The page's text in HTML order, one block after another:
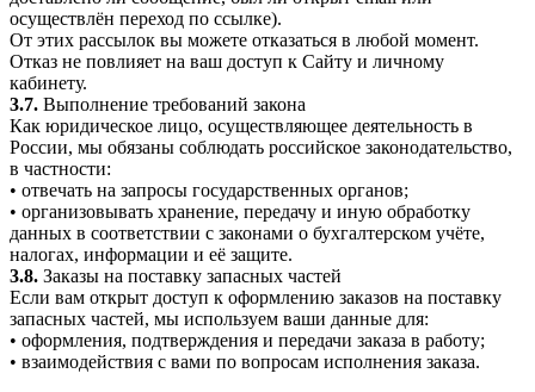
осуществлён переход по ссылке).
От этих рассылок вы можете отказаться в любой момент.
Отказ не повлияет на ваш доступ к Сайту и личному
кабинету.
3.7. Выполнение требований закона
Как юридическое лицо, осуществляющее деятельность в
России, мы обязаны соблюдать российское законодательство,
в частности:
• отвечать на запросы государственных органов;
• организовывать хранение, передачу и иную обработку
данных в соответствии с законами о бухгалтерском учёте,
налогах, информации и её защите.
3.8. Заказы на поставку запасных частей
Если вам открыт доступ к оформлению заказов на поставку
запасных частей, мы используем ваши данные для:
• оформления, подтверждения и передачи заказа в работу;
• взаимодействия с вами по вопросам исполнения заказа.